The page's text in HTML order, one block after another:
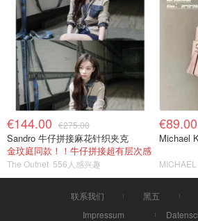
€144.00 €275.00
Sandro 牛仔拼接麻花针织夹克
金玟庭同款！！牛仔拼接超有层次感
The Outnet 556人感兴趣
€89.00
Michael
联系我们 黑五
Impressum